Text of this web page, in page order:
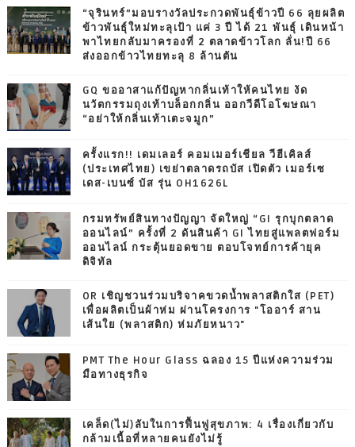
“จุรินทร์”มอบรางวัลประกวดพันธุ์ข้าวปี 66 ลุยผลิต
ข้าวพันธุ์ใหม่ทะลุเป้า แค่ 3 ปี ได้ 21 พันธุ์ เดินหน้า
พาไทยกลับมาครองที่ 2 ตลาดข้าวโลก ลั่น!ปี 66
ส่งออกข้าวไทยทะลุ 8 ล้านตัน
GQ ขออาสาแก้ปัญหากลิ่นเท้าให้คนไทย งัด
นวัตกรรมถุงเท้าบล็อกกลิ่น ออกวีดีโอโฆษณา
“อย่าให้กลิ่นเท้าเตะจมูก”
ครั้งแรก!! เดมเลอร์ คอมเมอร์เชียล วีฮีเคิลส์
(ประเทศไทย) เขย่าตลาดรถบัส เปิดตัว เมอร์เซ
เดส-เบนซ์ บัส รุ่น OH1626L
กรมทรัพย์สินทางปัญญา จัดใหญ่ “GI รุกบุกตลาด
ออนไลน์” ครั้งที่ 2 ดันสินค้า GI ไทยสู่แพลตฟอร์ม
ออนไลน์ กระตุ้นยอดขาย ตอบโจทย์การค้ายุค
ดิจิทัล
OR เชิญชวนร่วมบริจาคขวดน้ำพลาสติกใส (PET)
เพื่อผลิตเป็นผ้าห่ม ผ่านโครงการ "โออาร์ สาน
เส้นใย (พลาสติก) ห่มภัยหนาว"
PMT The Hour Glass ฉลอง 15 ปีแห่งความร่วม
มือทางธุรกิจ
เคล็ด(ไม่)ลับในการฟื้นฟูสุขภาพ: 4 เรื่องเกี่ยวกับ
กล้ามเนื้อที่หลายคนยังไม่รู้